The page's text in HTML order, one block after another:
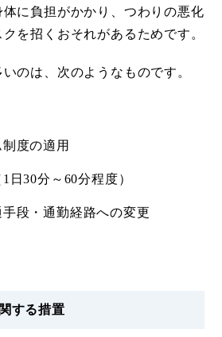
に負担がかかり、つわりの悪化
を招くおそれがあるためです。
のは、次のようなものです。
度の適用
日30分～60分程度）
段・通勤経路への変更
する措置